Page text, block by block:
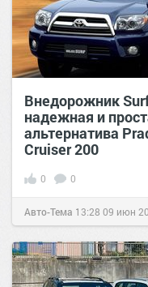
Внедорожник
надежная и
альтернатива
Cruiser 200
0 0
Авто-Тема 13:28 09 июн